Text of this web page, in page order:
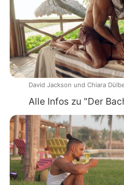
Alle Infos zu "Der
RTL
David Jackson und Chiara